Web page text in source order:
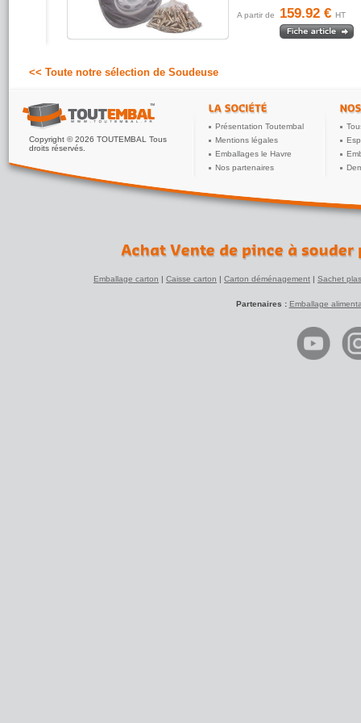
A partir de 159.92 € HT
<< Toute notre sélection de Soudeuse
Copyright © 2026 TOUTEMBAL Tous
droits réservés.
Présentation Toutembal
Mentions légales
Emballages le Havre
Nos partenaires
Emballage carton | Caisse carton | Carton déménagement | Sachet
Partenaires : Emballage